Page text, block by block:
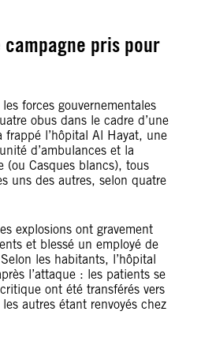
campagne pris pour
forces gouvernementales
obus dans le cadre d’une
frappé l’hôpital Al Hayat, une
d’ambulances et la
(ou Casques blancs), tous
uns des autres, selon quatre
explosions ont gravement
et blessé un employé de
les habitants, l’hôpital
l’attaque : les patients se
ont été transférés vers
autres étant renvoyés chez